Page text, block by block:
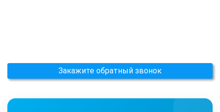
Закажите обратный звонок